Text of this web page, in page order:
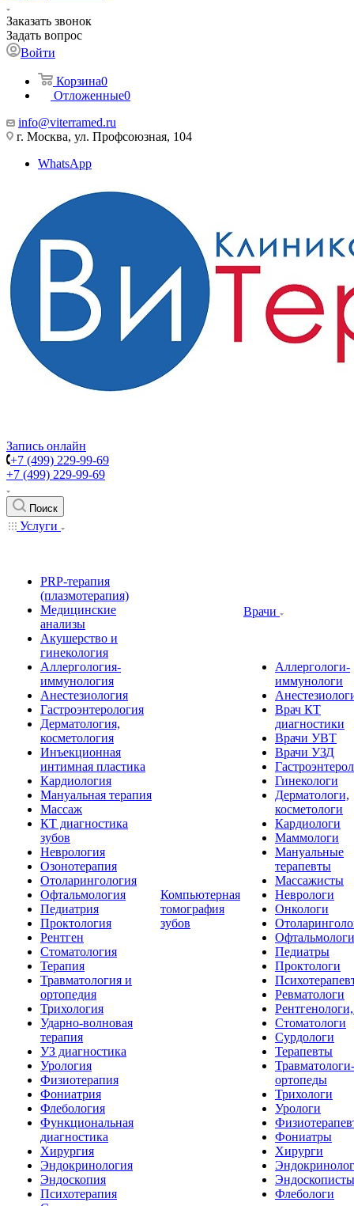
Заказать звонок
Задать вопрос
Войти
Корзина0
Отложенные0
info@viterramed.ru
г. Москва, ул. Профсоюзная, 104
WhatsApp
Запись онлайн
+7 (499) 229-99-69
+7 (499) 229-99-69
Поиск
Услуги
PRP-терапия
(плазмотерапия)
Медицинские
анализы
Акушерство и
гинекология
Аллергология-
иммунология
Анестезиология
Гастроэнтерология
Дерматология,
косметология
Инъекционная
интимная пластика
Кардиология
Мануальная терапия
Массаж
КТ диагностика
зубов
Неврология
Озонотерапия
Отоларингология
Офтальмология
Педиатрия
Проктология
Рентген
Стоматология
Терапия
Травматология и
ортопедия
Трихология
Ударно-волновая
терапия
УЗ диагностика
Урология
Физиотерапия
Фониатрия
Флебология
Функциональная
диагностика
Хирургия
Эндокринология
Эндоскопия
Психотерапия
Компьютерная
томография
зубов
Врачи
Аллергологи-
иммунологи
Врач КТ
диагностики
Врачи УВТ
Врачи УЗД
Гинекологи
Дерматологи,
косметологи
Кардиологи
Маммологи
Мануальные
терапевты
Массажисты
Неврологи
Онкологи
Офтальмологи
Педиатры
Проктологи
Ревматологи
Стоматологи
Сурдологи
Терапевты
Травматологи-
ортопеды
Трихологи
Урологи
Фониатры
Хирурги
Эндоскописты
Флебологи